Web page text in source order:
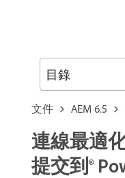
文件 AEM 6.5
連線最適
提交到®
目錄